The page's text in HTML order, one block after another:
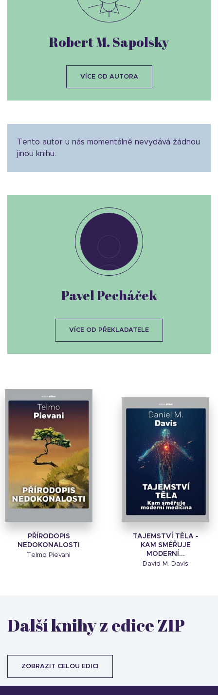
Tento autor u nás momentálně nevydává žádnou
jinou knihu.
Robert M. Sapolsky
VÍCE OD AUTORA
PŘÍRODOPIS
NEDOKONALOSTI
Telmo Pievani
TAJEMSTVÍ TĚLA -
KAM SMĚŘUJE
MODERNÍ...
David M. Davis
Pavel Pecháček
VÍCE OD PŘEKLADATELE
Další knihy z edice ZIP
ZOBRAZIT CELOU EDICI